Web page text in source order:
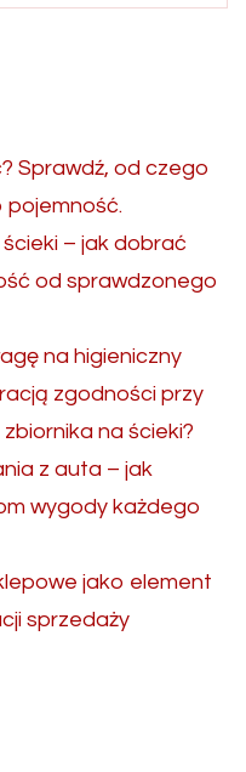
Sprawdź, od czego
pojemność.
– jak dobrać
od sprawdzonego
na higieniczny
zgodności przy
na ścieki?
z auta – jak
wygody każdego
jako element
sprzedaży